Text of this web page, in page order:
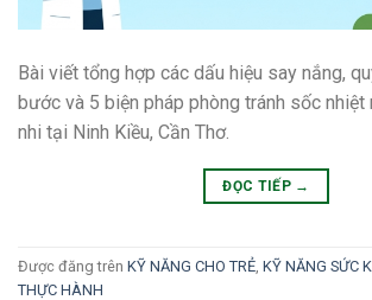
Bài viết tổng hợp các dấu hiệu say nắng,
bước và 5 biện pháp phòng tránh sốc nhiệt
nhi tại Ninh Kiều, Cần Thơ.
ĐỌC TIẾP →
Được đăng trên KỸ NĂNG CHO TRẺ KỸ NĂNG SỨC
THỰC HÀNH